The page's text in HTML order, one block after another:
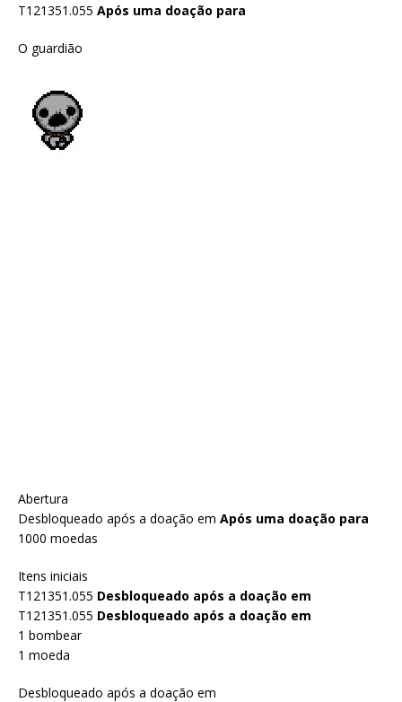
T121351.055 Após uma doação para
O guardião
Abertura
Desbloqueado após a doação em Após uma doação para
1000 moedas
Itens iniciais
T121351.055 Desbloqueado após a doação em
T121351.055 Desbloqueado após a doação em
1 bombear
1 moeda
Desbloqueado após a doação em